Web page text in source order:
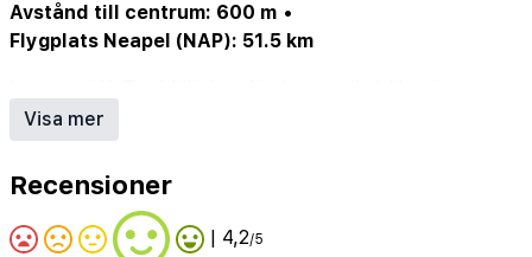
Avstånd till centrum: 600 m •
Flygplats Neapel (NAP): 51.5 km
Parkering/garage (ev. mot avgift)
Visa mer
Recensioner
| 4,2/5